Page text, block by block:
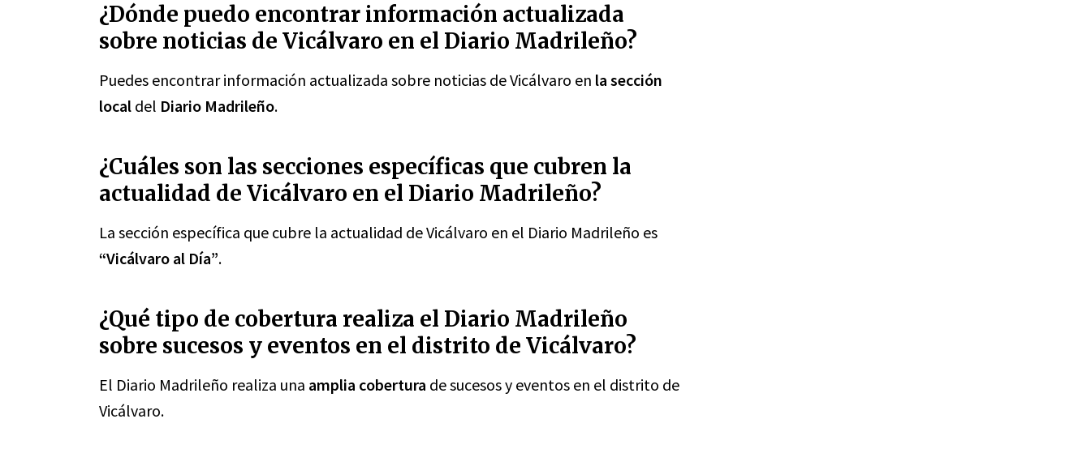
¿Dónde puedo encontrar información actualizada
sobre noticias de Vicálvaro en el Diario Madrileño?
Puedes encontrar información actualizada sobre noticias de Vicálvaro en la sección
local del Diario Madrileño.
¿Cuáles son las secciones específicas que cubren la
actualidad de Vicálvaro en el Diario Madrileño?
La sección específica que cubre la actualidad de Vicálvaro en el Diario Madrileño es
“Vicálvaro al Día”.
¿Qué tipo de cobertura realiza el Diario Madrileño
sobre sucesos y eventos en el distrito de Vicálvaro?
El Diario Madrileño realiza una amplia cobertura de sucesos y eventos en el distrito de
Vicálvaro.